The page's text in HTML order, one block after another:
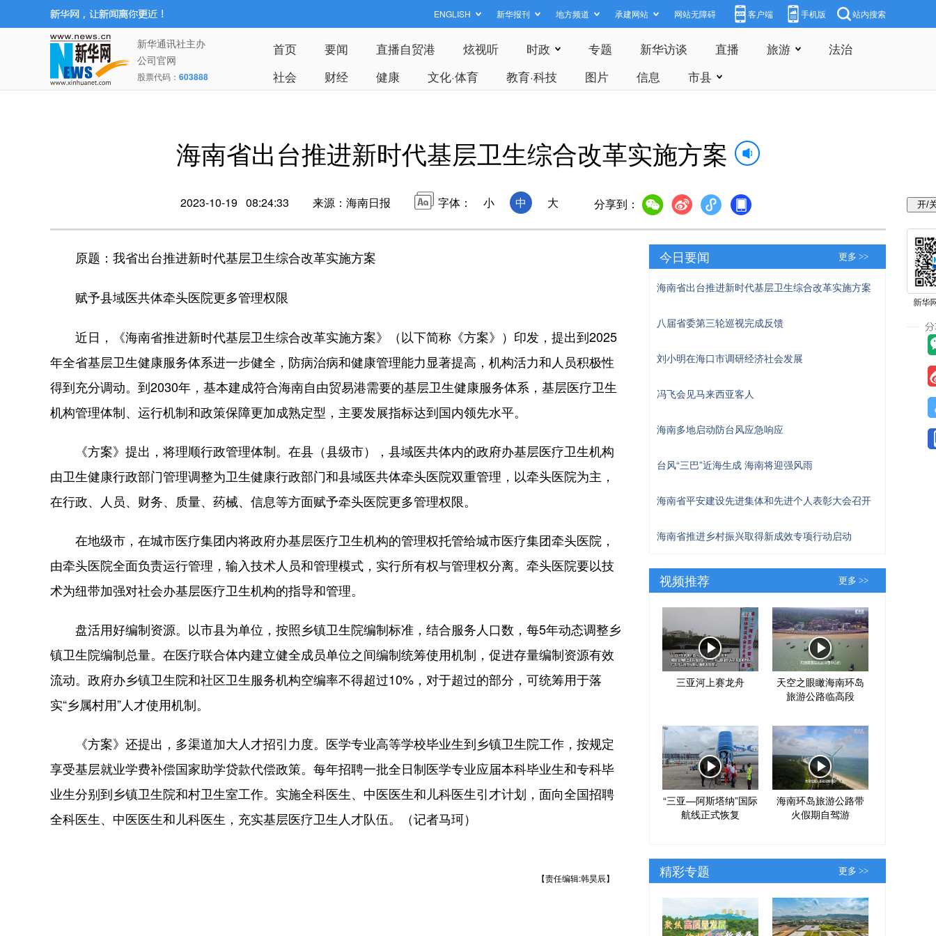
ENGLISH 新华报刊 地方频道 承建网站 网站无障碍 客户端 手机版 站内搜索
新华通讯社主办
公司官网
股票代码： 603888
首页 要闻 直播自贸港 炫视听 时政 专题 新华访谈 直播 旅游
法治
社会
财经 健康 文化·体育 教育·科技 图片 信息 市县
海南省出台推进新时代基层卫生综合改革实施方案
2023-10-19 08:24:33 来源：海南日报 字体： 小 中 大 分享到：
原题：我省出台推进新时代基层卫生综合改革实施方案
赋予县域医共体牵头医院更多管理权限
近日，《海南省推进新时代基层卫生综合改革实施方案》（以下简称《方案》）印发，提出到2025
年全省基层卫生健康服务体系进一步健全，防病治病和健康管理能力显著提高，机构活力和人员积极性
得到充分调动。到2030年，基本建成符合海南自由贸易港需要的基层卫生健康服务体系，基层医疗卫生
机构管理体制、运行机制和政策保障更加成熟定型，主要发展指标达到国内领先水平。
《方案》提出，将理顺行政管理体制。在县（县级市），县域医共体内的政府办基层医疗卫生机构
由卫生健康行政部门管理调整为卫生健康行政部门和县域医共体牵头医院双重管理，以牵头医院为主，
在行政、人员、财务、质量、药械、信息等方面赋予牵头医院更多管理权限。
在地级市，在城市医疗集团内将政府办基层医疗卫生机构的管理权托管给城市医疗集团牵头医院，
由牵头医院全面负责运行管理，输入技术人员和管理模式，实行所有权与管理权分离。牵头医院要以技
术为纽带加强对社会办基层医疗卫生机构的指导和管理。
盘活用好编制资源。以市县为单位，按照乡镇卫生院编制标准，结合服务人口数，每5年动态调整乡
镇卫生院编制总量。在医疗联合体内建立健全成员单位之间编制统筹使用机制，促进存量编制资源有效
流动。政府办乡镇卫生院和社区卫生服务机构空编率不得超过10%，对于超过的部分，可统筹用于落
实“乡属村用”人才使用机制。
《方案》还提出，多渠道加大人才招引力度。医学专业高等学校毕业生到乡镇卫生院工作，按规定
享受基层就业学费补偿国家助学贷款代偿政策。每年招聘一批全日制医学专业应届本科毕业生和专科毕
业生分别到乡镇卫生院和村卫生室工作。实施全科医生、中医医生和儿科医生引才计划，面向全国招聘
全科医生、中医医生和儿科医生，充实基层医疗卫生人才队伍。（记者马珂）
【责任编辑:韩昊辰】
今日要闻 更多 >>
海南省出台推进新时代基层卫生综合改革实施方案
八届省委第三轮巡视完成反馈
刘小明在海口市调研经济社会发展
冯飞会见马来西亚客人
海南多地启动防台风应急响应
台风“三巴”近海生成 海南将迎强风雨
海南省平安建设先进集体和先进个人表彰大会召开
海南省推进乡村振兴取得新成效专项行动启动
视频推荐 更多 >>
三亚河上赛龙舟
天空之眼瞰海南环岛
旅游公路临高段
“三亚—阿斯塔纳”国际
航线正式恢复
海南环岛旅游公路带
火假期自驾游
精彩专题 更多 >>